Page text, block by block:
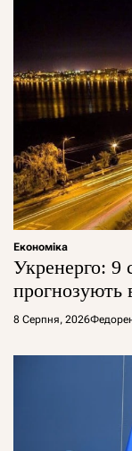
Економіка
Укренерго: 9
прогнозують
8 Серпня, 2026